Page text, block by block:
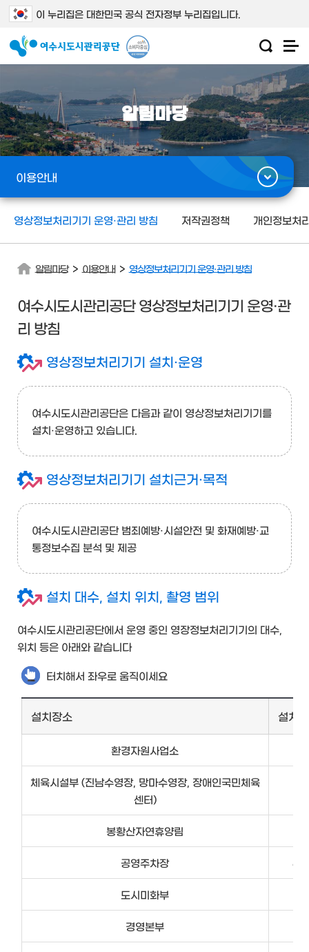
이 누리집은 대한민국 공식 전자정부 누리집입니다.
알림마당
이용안내
영상정보처리기기 운영·관리 방침 저작권정책 개인정보처
알림마당 > 이용안내 > 영상정보처리기기 운영·관리 방침
여수시도시관리공단 영상정보처리기기 운영·관
리 방침
영상정보처리기기 설치·운영
여수시도시관리공단은 다음과 같이 영상정보처리기기를
설치·운영하고 있습니다.
영상정보처리기기 설치근거·목적
여수시도시관리공단 범죄예방·시설안전 및 화재예방·교
통정보수집 분석 및 제공
설치 대수, 설치 위치, 촬영 범위
여수시도시관리공단에서 운영 중인 영장정보처리기기의 대수,
위치 등은 아래와 같습니다
터치해서 좌우로 움직이세요
설치장소 설치
환경자원사업소
체육시설부 (진남수영장, 망마수영장, 장애인국민체육
센터)
봉황산자연휴양림
공영주차장
도시미화부
경영본부